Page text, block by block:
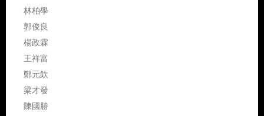
林柏學
郭俊良
楊政霖
王祥富
鄭元欽
梁才發
陳國勝